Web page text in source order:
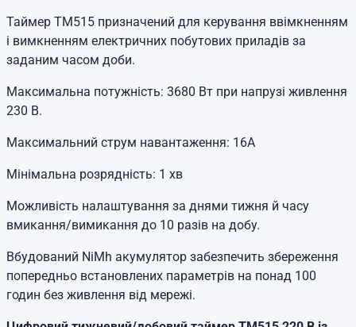
Таймер TM515 призначений для керування ввімкненням
і вимкненням електричних побутових приладів за
заданим часом доби.
Максимальна потужність: 3680 Вт при напрузі живлення
230 В.
Максимальний струм навантаження: 16А
Мінімальна розрядність: 1 хв
Можливість налаштування за днями тижня й часу
вмикання/вимикання до 10 разів на добу.
Вбудований NiMh акумулятор забезпечить збереження
попередньо встановлених параметрів на понад 100
годин без живлення від мережі.